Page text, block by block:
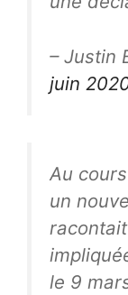
– Justin
juin
Au
un
le 9